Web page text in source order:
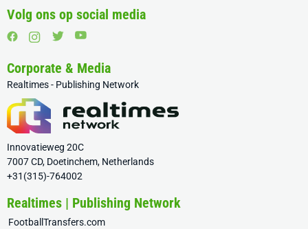
Volg ons op social media
Corporate & Media
Realtimes - Publishing Network
Innovatieweg 20C
7007 CD, Doetinchem, Netherlands
+31(315)-764002
Realtimes | Publishing Network
FootballTransfers.com